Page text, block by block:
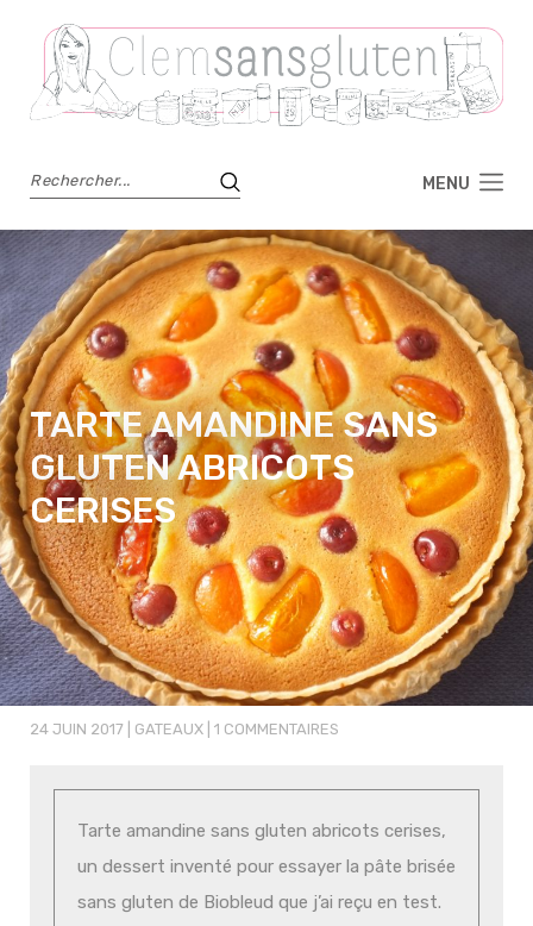
MENU
TARTE AMANDINE SANS
GLUTEN ABRICOTS
CERISES
24 JUIN 2017 GATEAUX 1 COMMENTAIRES
Tarte amandine sans gluten abricots cerises,
un dessert inventé pour essayer la pâte brisée
sans gluten de Biobleud que j’ai reçu en test.